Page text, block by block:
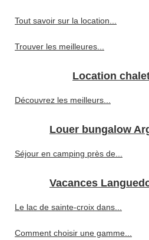
Tout savoir sur la location...
Trouver les meilleures...
Location
Découvrez les meilleurs...
Louer bungalow
Séjour en camping près de...
Vacances
Le lac de sainte-croix dans...
Comment choisir une gamme...